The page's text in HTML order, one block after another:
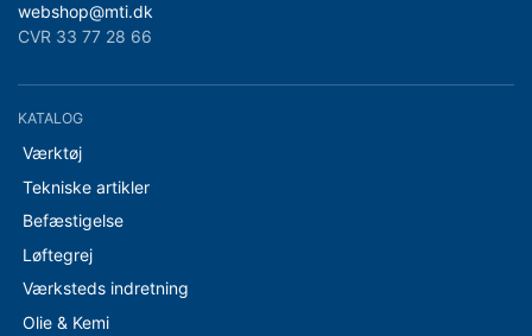
webshop@mti.dk
CVR 33 77 28 66
KATALOG
Værktøj
Tekniske artikler
Befæstigelse
Løftegrej
Værksteds indretning
Olie & Kemi